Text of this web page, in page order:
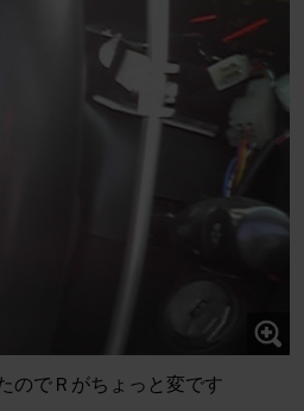
のでＲがちょっと変です